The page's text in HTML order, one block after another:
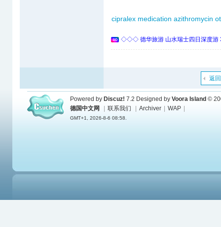
cipralex medication azithromycin
◇◇◇ 德华旅游 山水瑞士四日深度
返
Powered by Discuz! 7.2 Designed by Voora Island ©
德国中文网
联系我们 Archiver WAP
GMT+1, 2026-8-6 08:58.